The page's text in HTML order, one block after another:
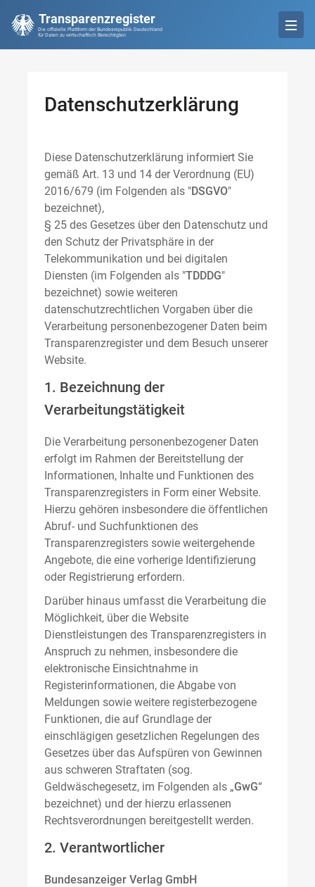
Transparenzregister
Die offizielle Plattform der Bundesrepublik Deutschland
für Daten zu wirtschaftlich Berechtigten
Datenschutzerklärung
Diese Datenschutzerklärung informiert Sie
gemäß Art. 13 und 14 der Verordnung (EU)
2016/679 (im Folgenden als "DSGVO"
bezeichnet),
§ 25 des Gesetzes über den Datenschutz und
den Schutz der Privatsphäre in der
Telekommunikation und bei digitalen
Diensten (im Folgenden als "TDDDG"
bezeichnet) sowie weiteren
datenschutzrechtlichen Vorgaben über die
Verarbeitung personenbezogener Daten beim
Transparenzregister und dem Besuch unserer
Website.
1. Bezeichnung der
Verarbeitungstätigkeit
Die Verarbeitung personenbezogener Daten
erfolgt im Rahmen der Bereitstellung der
Informationen, Inhalte und Funktionen des
Transparenzregisters in Form einer Website.
Hierzu gehören insbesondere die öffentlichen
Abruf- und Suchfunktionen des
Transparenzregisters sowie weitergehende
Angebote, die eine vorherige Identifizierung
oder Registrierung erfordern.
Darüber hinaus umfasst die Verarbeitung die
Möglichkeit, über die Website
Dienstleistungen des Transparenzregisters in
Anspruch zu nehmen, insbesondere die
elektronische Einsichtnahme in
Registerinformationen, die Abgabe von
Meldungen sowie weitere registerbezogene
Funktionen, die auf Grundlage der
einschlägigen gesetzlichen Regelungen des
Gesetzes über das Aufspüren von Gewinnen
aus schweren Straftaten (sog.
Geldwäschegesetz, im Folgenden als „GwG“
bezeichnet) und der hierzu erlassenen
Rechtsverordnungen bereitgestellt werden.
2. Verantwortlicher
Bundesanzeiger Verlag GmbH